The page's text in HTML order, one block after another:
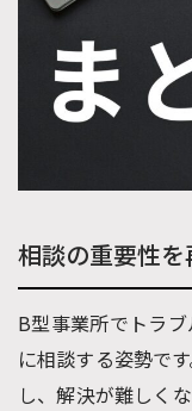
相談の重要性
B型事業所でトラ
に相談する姿勢で
し、解決が難しく